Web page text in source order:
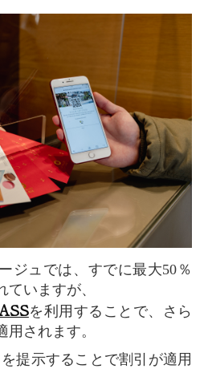
いますが、
を利用することで、さら
用されます。